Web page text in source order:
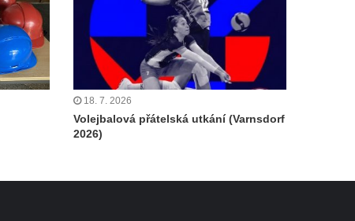
18. 7. 2026
Volejbalová přátelská utkání (Varnsdorf
2026)